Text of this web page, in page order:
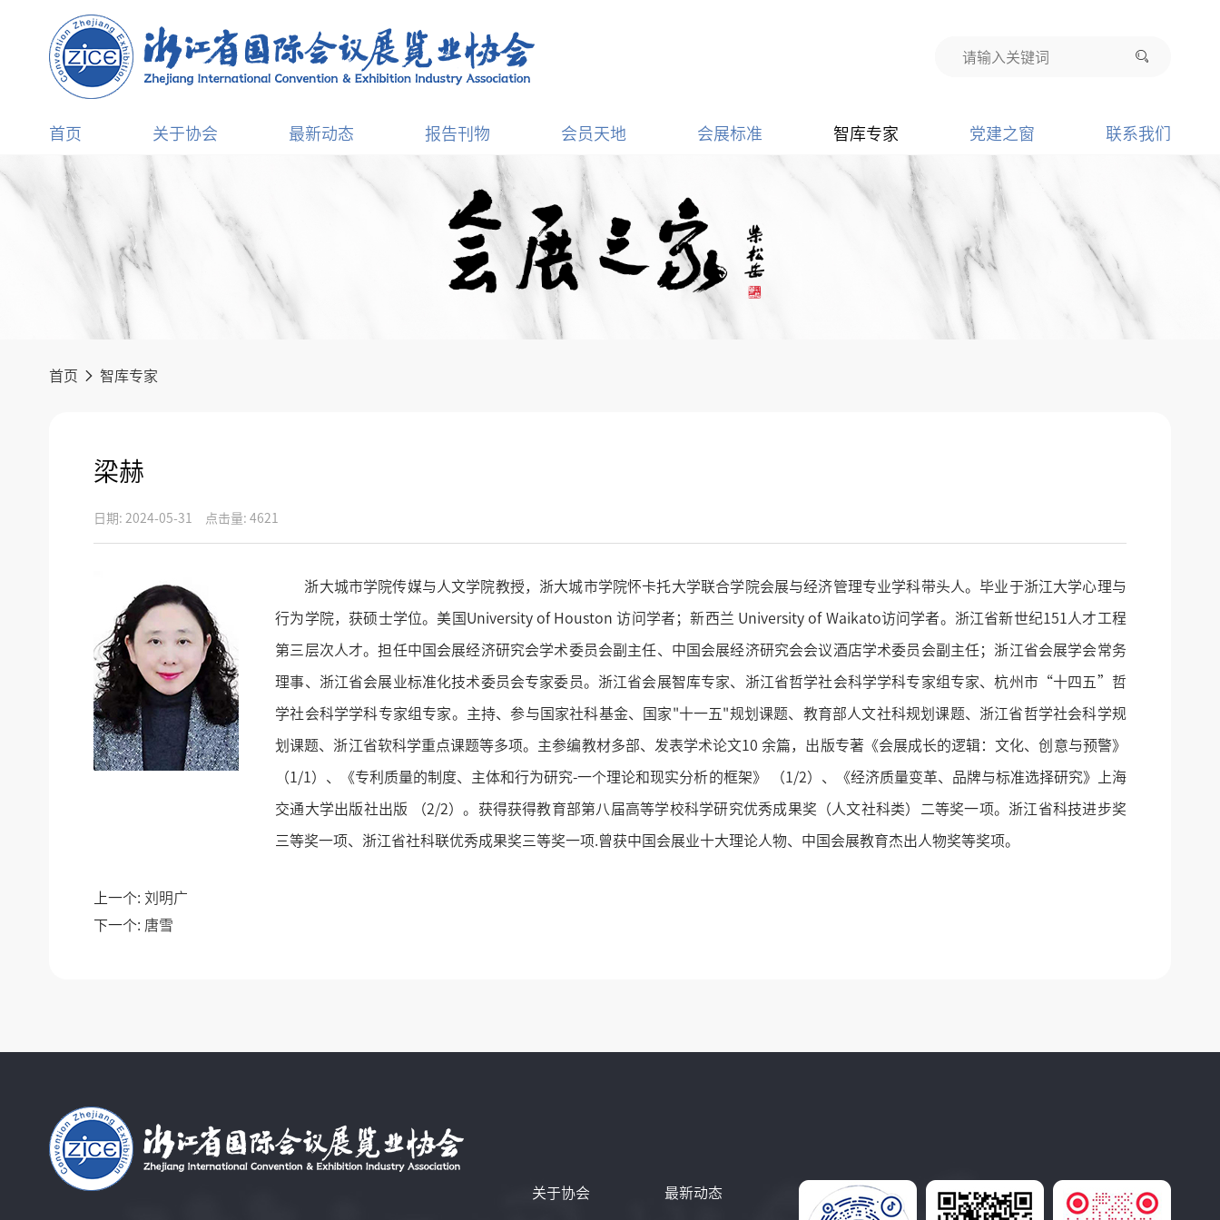
首页 关于协会 最新动态 报告刊物 会员天地 会展标准 智库专家 党建之窗 联系我们
首页 智库专家
梁赫
日期: 2024-05-31 点击量: 4621
浙大城市学院传媒与人文学院教授，浙大城市学院怀卡托大学联合学院会展与经济管理专业学科带头人。毕业于浙江大学心理与
行为学院，获硕士学位。美国University of Houston 访问学者；新西兰 University of Waikato访问学者。浙江省新世纪151人才工程
第三层次人才。担任中国会展经济研究会学术委员会副主任、中国会展经济研究会会议酒店学术委员会副主任；浙江省会展学会常务
理事、浙江省会展业标准化技术委员会专家委员。浙江省会展智库专家、浙江省哲学社会科学学科专家组专家、杭州市“十四五”哲
学社会科学学科专家组专家。主持、参与国家社科基金、国家"十一五"规划课题、教育部人文社科规划课题、浙江省哲学社会科学规
划课题、浙江省软科学重点课题等多项。主参编教材多部、发表学术论文10 余篇，出版专著《会展成长的逻辑：文化、创意与预警》
（1/1）、《专利质量的制度、主体和行为研究-一个理论和现实分析的框架》 （1/2）、《经济质量变革、品牌与标准选择研究》上海
交通大学出版社出版 （2/2）。获得获得教育部第八届高等学校科学研究优秀成果奖（人文社科类）二等奖一项。浙江省科技进步奖
三等奖一项、浙江省社科联优秀成果奖三等奖一项.曾获中国会展业十大理论人物、中国会展教育杰出人物奖等奖项。
上一个: 刘明广
下一个: 唐雪
关于协会 最新动态